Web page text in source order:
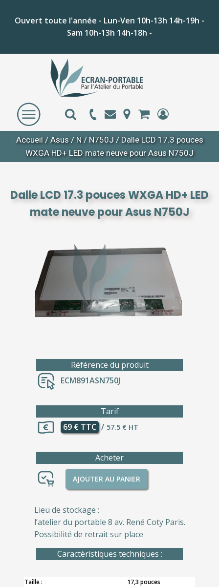
Ouvert toute l'année - Lun-Ven 10h-13h 14h-19h -
Sam 10h-13h 14h-18h -
Accueil/ Asus/ N/ N750J/ Dalle LCD 17.3 pouces
WXGA HD+ LED mate neuve pour Asus N750J
Dalle LCD 17.3 pouces WXGA HD+ LED
mate neuve pour Asus N750J
Référence du produit
ECM891ASN750J
Tarif
69 € TTC / 57.5 € HT
Acheter
AJOUTER AU PANIER
Lieu de stockage :
l’atelier du portable 8 av. René Coty Paris.
Possibilité de retrait sur place
Caractèristiques techniques :
Taille :
17,3 pouces